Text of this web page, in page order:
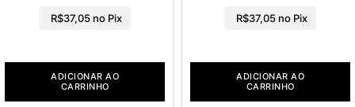
R$37,05 no Pix
ADICIONAR AO
CARRINHO
R$37,05 no Pix
ADICIONAR AO
CARRINHO